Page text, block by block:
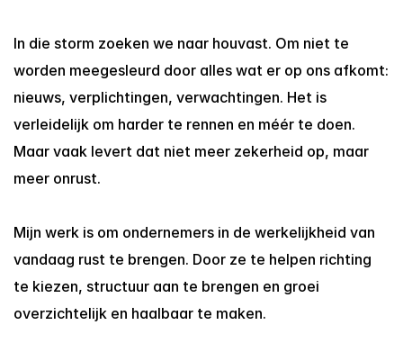
In die storm zoeken we naar houvast. Om niet te
worden meegesleurd door alles wat er op ons afkomt:
nieuws, verplichtingen, verwachtingen. Het is
verleidelijk om harder te rennen en méér te doen.
Maar vaak levert dat niet meer zekerheid op, maar
meer onrust.
Mijn werk is om ondernemers in de werkelijkheid van
vandaag rust te brengen. Door ze te helpen richting
te kiezen, structuur aan te brengen en groei
overzichtelijk en haalbaar te maken.